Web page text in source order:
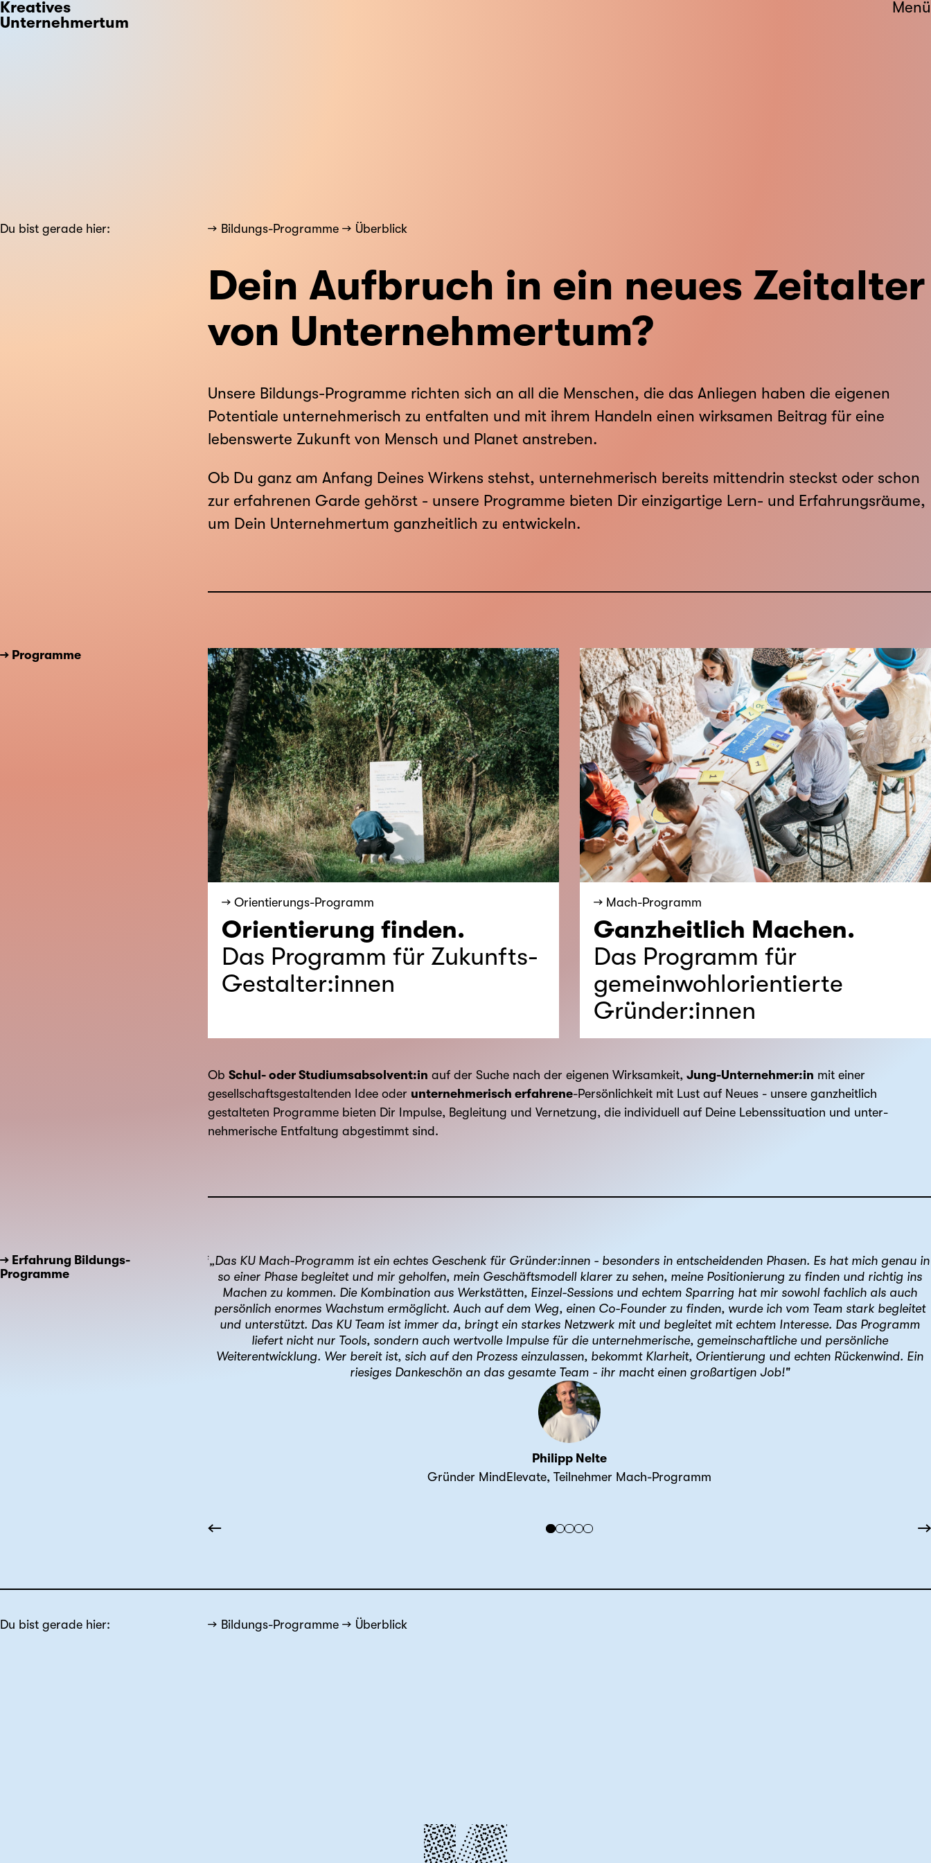
Kreatives
Unternehmertum
Menü
Du bist gerade hier: Bildungs-Programme Überblick
Dein Aufbruch in ein neues Zeitalter
von Unternehmertum?
Unsere Bildungs-Programme richten sich an all die Menschen, die das Anliegen haben die eigenen
Potentiale unternehmerisch zu entfalten und mit ihrem Handeln einen wirksamen Beitrag für eine
lebenswerte Zukunft von Mensch und Planet anstreben.
Ob Du ganz am Anfang Deines Wirkens stehst, unternehmerisch bereits mittendrin steckst oder schon
zur erfahrenen Garde gehörst - unsere Programme bieten Dir einzigartige Lern- und Erfahrungsräume,
um Dein Unternehmertum ganzheitlich zu entwickeln.
→ Programme
→ Orientierungs-Programm
Orientierung finden.
Das Programm für Zukunfts-
Gestalter:innen
→ Mach-Programm
Ganzheitlich Machen.
Das Programm für
gemeinwohlorientierte
Gründer:innen
Ob Schul- oder Studiumsabsolvent:in auf der Suche nach der eigenen Wirksamkeit, Jung-Unternehmer:in mit einer
gesellschafts­gestaltenden Idee oder unternehmerisch erfahrene-Persönlichkeit mit Lust auf Neues - unsere ganzheitlich
gestalteten Programme bieten Dir Impulse, Begleitung und Vernetzung, die individuell auf Deine Lebenssituation und unter­
nehmerische Entfaltung abgestimmt sind.
→ Erfahrung Bildungs-
Programme
←
wirklich zu begegnen. Du gehst auf
dein unternehmerischer Weg
„Das KU Mach-Programm ist ein echtes Geschenk für Gründer:innen - besonders in entscheidenden Phasen. Es hat mich genau in
so einer Phase begleitet und mir geholfen, mein Geschäftsmodell klarer zu sehen, meine Positionierung zu finden und richtig ins
Machen zu kommen. Die Kombination aus Werkstätten, Einzel-Sessions und echtem Sparring hat mir sowohl fachlich als auch
persönlich enormes Wachstum ermöglicht. Auch auf dem Weg, einen Co-Founder zu finden, wurde ich vom Team stark begleitet
und unterstützt. Das KU Team ist immer da, bringt ein starkes Netzwerk mit und begleitet mit echtem Interesse. Das Programm
liefert nicht nur Tools, sondern auch wertvolle Impulse für die unternehmerische, gemeinschaftliche und persönliche
Weiterentwicklung. Wer bereit ist, sich auf den Prozess einzulassen, bekommt Klarheit, Orientierung und echten Rückenwind. Ein
riesiges Dankeschön an das gesamte Team - ihr macht einen großartigen Job!"
Philipp Nelte
Gründer MindElevate, Teilnehmer Mach-Programm
→
Du bist gerade hier: Bildungs-Programme Überblick